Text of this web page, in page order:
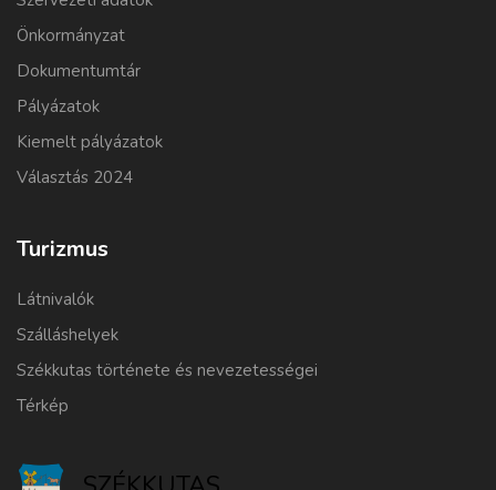
Önkormányzat
Dokumentumtár
Pályázatok
Kiemelt pályázatok
Választás 2024
Turizmus
Látnivalók
Szálláshelyek
Székkutas története és nevezetességei
Térkép